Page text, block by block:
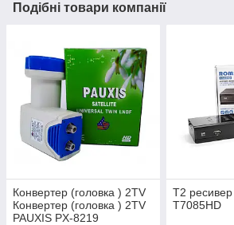
Подібні товари компанії
Конвертер (головка ) 2TV
Конвертер (головка ) 2TV
PAUXIS PX-8219
Т2
T7085HD